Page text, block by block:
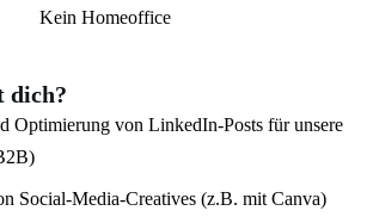
Kein Homeoffice
dich?
Optimierung von LinkedIn-Posts für unsere
Social-Media-Creatives (z.B. mit Canva)